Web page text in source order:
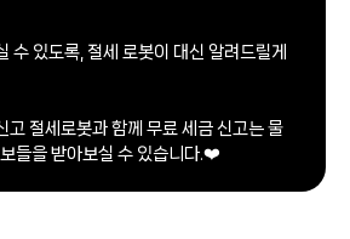
수 있도록, 절세 로봇이 대신 알려드릴게
고 절세로봇과 함께 무료 세금 신고는 물
들을 받아보실 수 있습니다.❤️